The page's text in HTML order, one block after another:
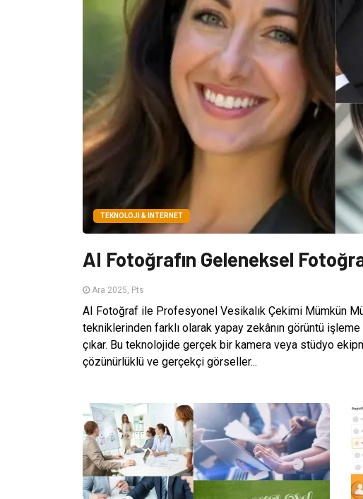
TEKNOLOJI & İNTERNET
AI Fotoğrafın Geleneksel
Ara 2025, Pts
AI Fotoğraf ile Profesyonel Vesikalık Çekimi Mümkün
tekniklerinden farklı olarak yapay zekânın görüntü
çıkar. Bu teknolojide gerçek bir kamera veya stüdyo
çözünürlüklü ve gerçekçi görseller...